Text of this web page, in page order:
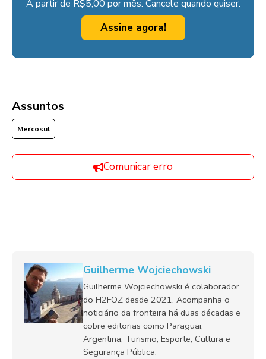
A partir de R$5,00 por mês. Cancele quando quiser.
Assine agora!
Assuntos
Mercosul
Comunicar erro
Guilherme Wojciechowski
Guilherme Wojciechowski é colaborador
do H2FOZ desde 2021. Acompanha o
noticiário da fronteira há duas décadas e
cobre editorias como Paraguai,
Argentina, Turismo, Esporte, Cultura e
Segurança Pública.